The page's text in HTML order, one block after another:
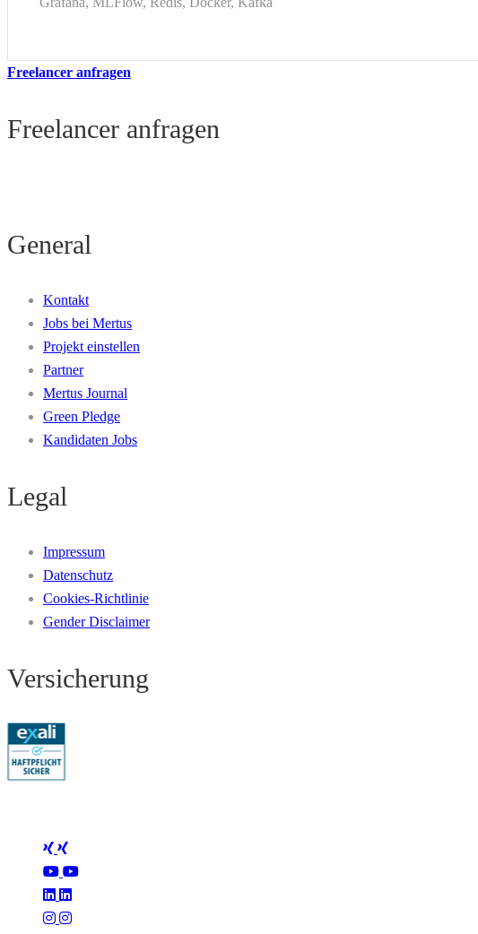
Freelancer anfragen
Freelancer anfragen
General
Kontakt
Jobs bei Mertus
Projekt einstellen
Partner
Mertus Journal
Green Pledge
Kandidaten Jobs
Legal
Impressum
Datenschutz
Cookies-Richtlinie
Gender Disclaimer
Versicherung